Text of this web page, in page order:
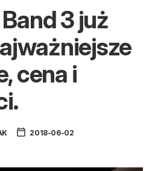
3 już
cena i
2018-06-02